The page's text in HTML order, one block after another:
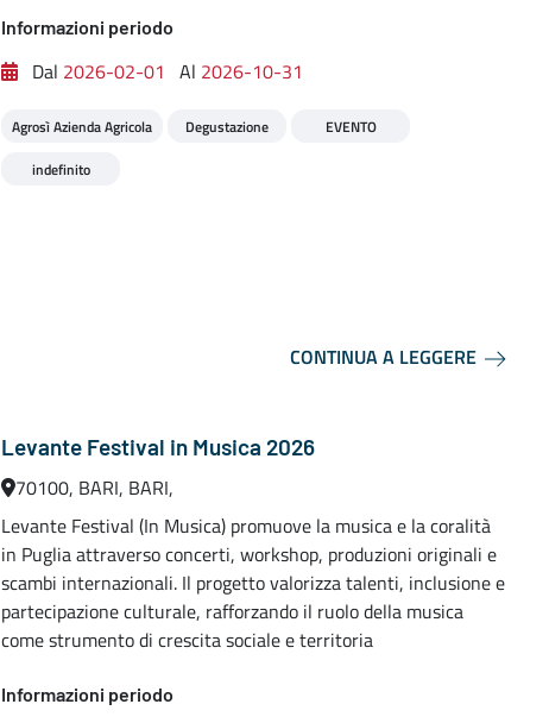
Informazioni periodo
Dal 2026-02-01 Al 2026-10-31
Agrosì Azienda Agricola Degustazione
EVENTO
indefinito
CONTINUA A LEGGERE
Levante Festival in Musica 2026
70100, BARI, BARI,
Levante Festival (In Musica) promuove la musica e la coralità
in Puglia attraverso concerti, workshop, produzioni originali e
scambi internazionali. Il progetto valorizza talenti, inclusione e
partecipazione culturale, rafforzando il ruolo della musica
come strumento di crescita sociale e territoria
Informazioni periodo